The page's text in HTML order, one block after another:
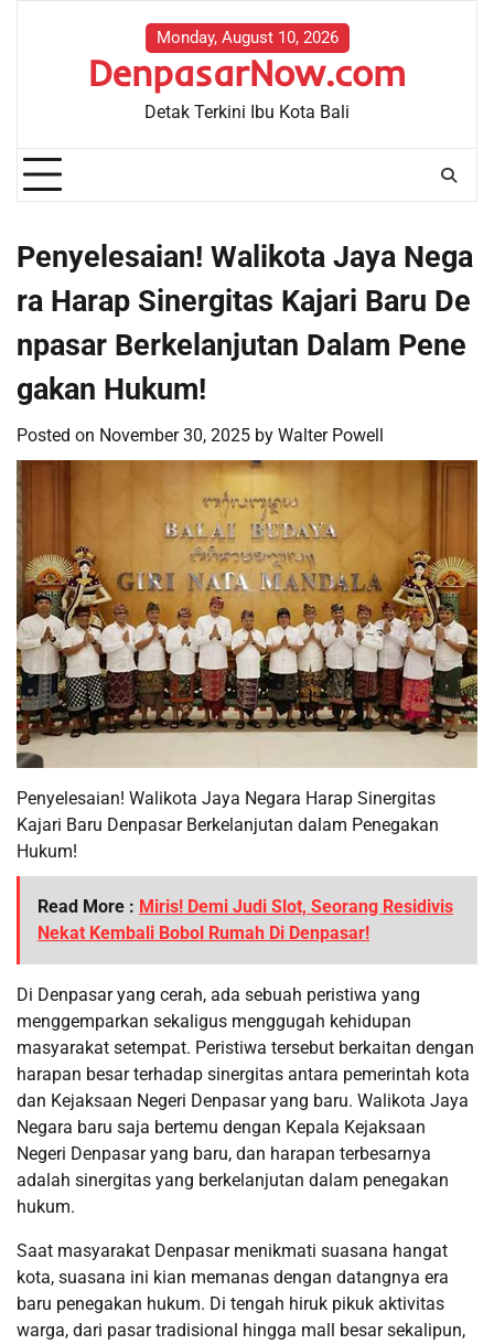
Monday, August 10, 2026
DenpasarNow.com
Detak Terkini Ibu Kota Bali
Penyelesaian! Walikota Jaya Nega
ra Harap Sinergitas Kajari Baru De
npasar Berkelanjutan Dalam Pene
gakan Hukum!
Posted on November 30, 2025 by Walter Powell
Penyelesaian! Walikota Jaya Negara Harap Sinergitas
Kajari Baru Denpasar Berkelanjutan dalam Penegakan
Hukum!
Read More : Miris! Demi Judi Slot, Seorang Residivis
Nekat Kembali Bobol Rumah Di Denpasar!
Di Denpasar yang cerah, ada sebuah peristiwa yang
menggemparkan sekaligus menggugah kehidupan
masyarakat setempat. Peristiwa tersebut berkaitan dengan
harapan besar terhadap sinergitas antara pemerintah kota
dan Kejaksaan Negeri Denpasar yang baru. Walikota Jaya
Negara baru saja bertemu dengan Kepala Kejaksaan
Negeri Denpasar yang baru, dan harapan terbesarnya
adalah sinergitas yang berkelanjutan dalam penegakan
hukum.
Saat masyarakat Denpasar menikmati suasana hangat
kota, suasana ini kian memanas dengan datangnya era
baru penegakan hukum. Di tengah hiruk pikuk aktivitas
warga, dari pasar tradisional hingga mall besar sekalipun,